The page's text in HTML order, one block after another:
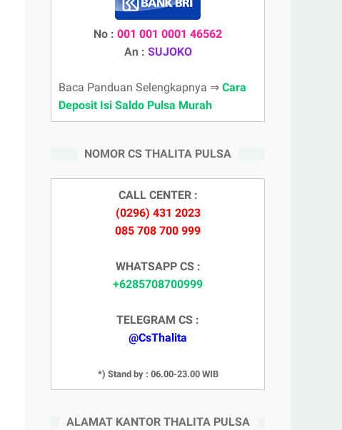
No : 001 001 0001 46562
An : SUJOKO
Baca Panduan Selengkapnya ⇒ Cara
Deposit Isi Saldo Pulsa Murah
NOMOR CS THALITA PULSA
CALL CENTER :
(0296) 431 2023
085 708 700 999
WHATSAPP CS :
+6285708700999
TELEGRAM CS :
@CsThalita
*) Stand by : 06.00-23.00 WIB
ALAMAT KANTOR THALITA PULSA